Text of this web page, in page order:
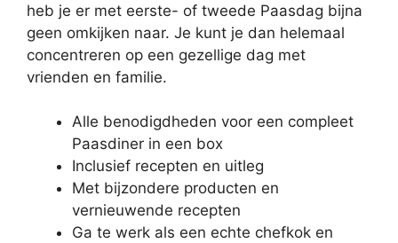
heb je er met eerste- of tweede Paasdag bijna
geen omkijken naar. Je kunt je dan helemaal
concentreren op een gezellige dag met
vrienden en familie.
Alle benodigdheden voor een compleet
Paasdiner in een box
Inclusief recepten en uitleg
Met bijzondere producten en
vernieuwende recepten
Ga te werk als een echte chefkok en